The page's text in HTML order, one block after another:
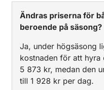
Ändras priserna för
beroende på säsong?
Ja, under högsäsong
kostnaden för att hyra
5 873 kr, medan den
till 1 928 kr per dag.